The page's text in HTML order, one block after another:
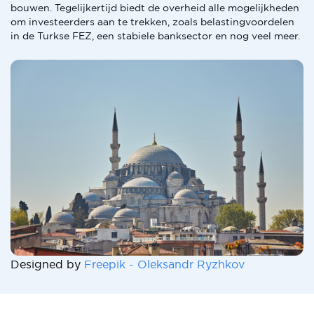
bouwen. Tegelijkertijd biedt de overheid alle mogelijkheden
om investeerders aan te trekken, zoals belastingvoordelen
in de Turkse FEZ, een stabiele banksector en nog veel meer.
Designed by Freepik - Oleksandr Ryzhkov